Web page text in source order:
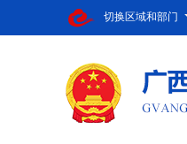
切换区域和部门